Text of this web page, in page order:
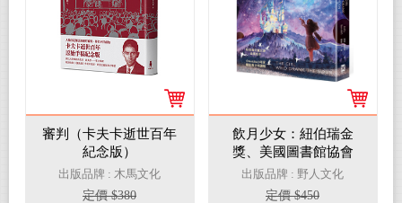
審判（卡夫卡逝世百年
紀念版）
出版品牌 : 木馬文化
定價 $380
飲月少女：紐伯瑞金
獎、美國圖書館協會
Booklist年度最佳青少年
讀物
出版品牌 : 野人文化
定價 $450